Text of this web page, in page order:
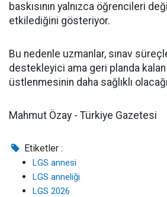
baskısının yalnızca öğrencileri
etkilediğini gösteriyor.
Bu nedenle uzmanlar, sınav
destekleyici ama geri planda kalan
üstlenmesinin daha sağlıklı
Mahmut Özay - Türkiye Gazetesi
Etiketler :
LGS annesi
LGS anneliği
LGS 2026